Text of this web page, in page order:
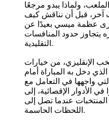
ولماذا يبدو مرجعًا
آخر، قبل أن نناقش كيف
عظمة ميسي بعيدًا عن
يتجاوز حدود المنافسات
التقليدية.
الإنقليزي، من خيارات
دخل به المباراة أمام
واجهها في التعامل مع
في الأدوار الإقصائية، إلى
المنتخبات عندما تصل إلى
اللحظات الحاسمة.